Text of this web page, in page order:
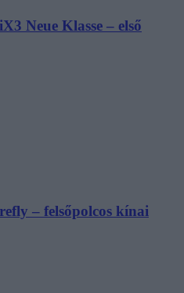
Neue Klasse – első
– felsőpolcos kínai